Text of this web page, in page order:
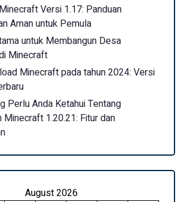
Versi 1.17: Panduan
Aman untuk Pemula
untuk Membangun Desa
Minecraft
Minecraft pada tahun 2024: Versi
Perlu Anda Ketahui Tentang
Minecraft 1.20.21: Fitur dan
August 2026